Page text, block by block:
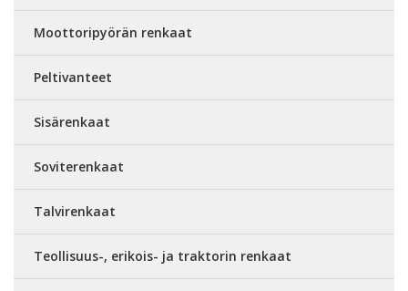
Moottoripyörän renkaat
Peltivanteet
Sisärenkaat
Soviterenkaat
Talvirenkaat
Teollisuus-, erikois- ja traktorin renkaat